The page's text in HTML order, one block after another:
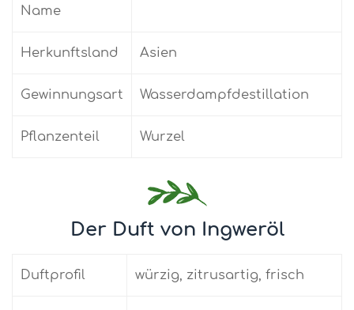
Name
Herkunftsland Asien
Gewinnungsart Wasserdampfdestillation
Pflanzenteil Wurzel
Der Duft von Ingweröl
Duftprofil würzig, zitrusartig, frisch